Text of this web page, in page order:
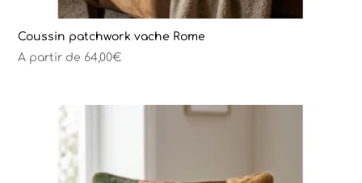
Coussin patchwork vache Rome
A partir de 64,00€